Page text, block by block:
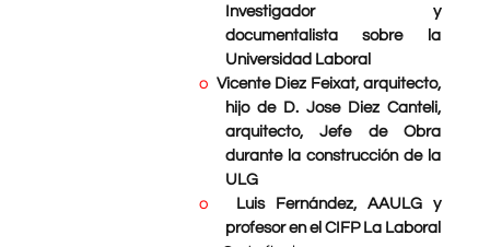
Investigador y
documentalista sobre la
Universidad Laboral
o Vicente Diez Feixat, arquitecto,
hijo de D. Jose Diez Canteli,
arquitecto, Jefe de Obra
durante la construcción de la
ULG
o
Luis Fernández, AAULG y
profesor en el CIFP La Laboral